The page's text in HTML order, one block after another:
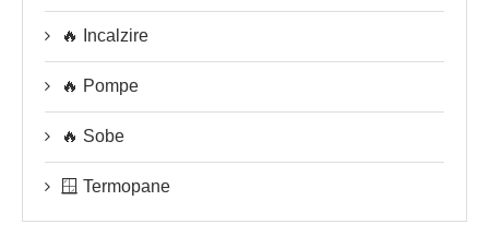
🔥 Incalzire
🔥 Pompe
🔥 Sobe
🪟 Termopane